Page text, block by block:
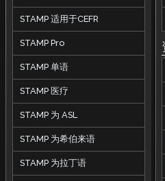
APT 常见问题解答
ADVANCE 常见问题解答
STAMP 适用于CEFR
STAMP Pro
STAMP 单语
STAMP 医疗
STAMP 为 ASL
STAMP 为希伯来语
STAMP 为拉丁语